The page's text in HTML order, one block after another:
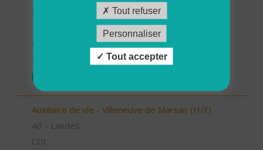
Auxiliaire de vie - Labouheyre (H/F)
Auxiliaire de vie - Villeneuve de Marsan (H/F)
40 - Landes
CDI
Tout refuser
Personnaliser
Tout accepter